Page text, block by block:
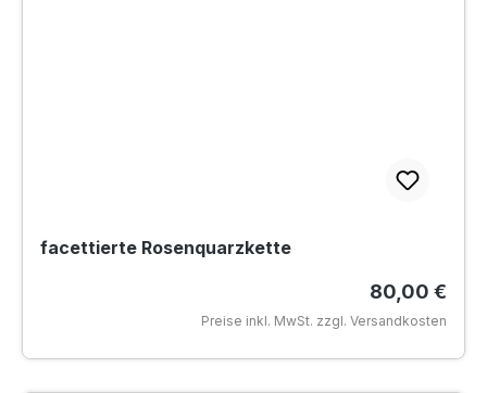
facettierte Rosenquarzkette
Regulärer
80,00 €
Preise inkl. MwSt. zzgl. Versandkosten